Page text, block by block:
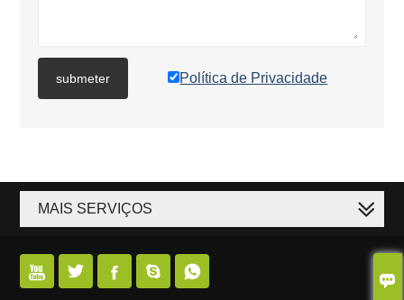

submeter Política de Privacidade
MAIS SERVIÇOS
    